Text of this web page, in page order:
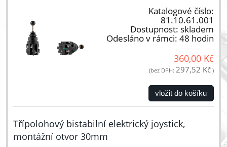
Katalogové číslo:
81.10.61.001
Dostupnost: skladem
Odesláno v rámci: 48 hodin
360,00 Kč
(bez DPH: 297,52 Kč )
vložit do košíku
Třípolohový bistabilní elektrický joystick,
montážní otvor 30mm